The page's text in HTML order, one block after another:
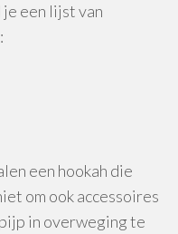
een lijst van
een hookah die
om ook accessoires
in overweging te